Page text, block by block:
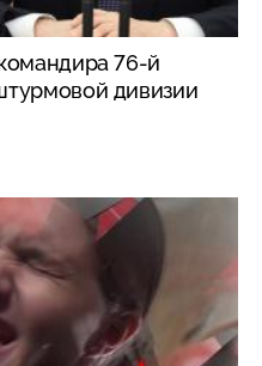
76-й
дивизии